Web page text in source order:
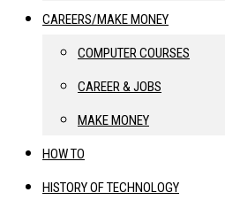
CAREERS/MAKE MONEY
COMPUTER COURSES
CAREER & JOBS
MAKE MONEY
HOW TO
HISTORY OF TECHNOLOGY